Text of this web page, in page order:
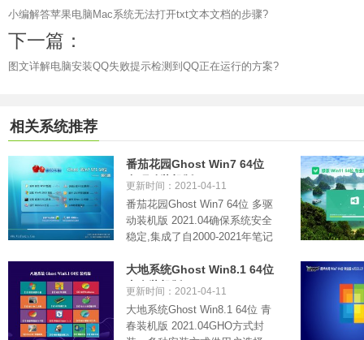
小编解答苹果电脑Mac系统无法打开txt文本文档的步骤?
下一篇：
图文详解电脑安装QQ失败提示检测到QQ正在运行的方案?
相关系统推荐
番茄花园Ghost Win7 64位
多驱动装机版 2021.04
更新时间：2021-04-11
番茄花园Ghost Win7 64位 多驱
动装机版 2021.04确保系统安全
稳定,集成了自2000-2021年笔记
大地系统Ghost Win8.1 64位
青春装机版 2021.04
更新时间：2021-04-11
大地系统Ghost Win8.1 64位 青
春装机版 2021.04GHO方式封